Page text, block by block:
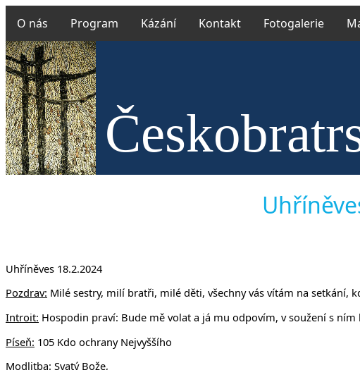
O nás Program Kázání Kontakt Fotogalerie
v
Uhříněves 18.2.2024
Pozdrav: Milé sestry, milí bratři, milé děti, všechny vás vítám na setkání,
Introit: Hospodin praví: Bude mě volat a já mu odpovím, v soužení s
Píseň: 105 Kdo ochrany Nejvyššího
Modlitba: Svatý Bože,